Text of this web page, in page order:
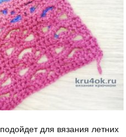
для вязания летних